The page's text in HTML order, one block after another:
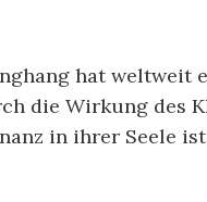
hat weltweit
die Wirkung des
in ihrer Seele